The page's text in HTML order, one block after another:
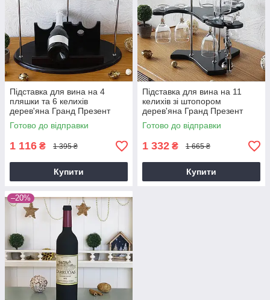
Підставка для вина на 4
пляшки та 6 келихів
дерев'яна Гранд Презент
SS0081
Готово до відправки
1 116 ₴ 1 395 ₴
Купити
Підставка для вина на 11
келихів зі штопором
дерев'яна Гранд Презент
SS09184
Готово до відправки
1 332 ₴ 1 665 ₴
Купити
–20%